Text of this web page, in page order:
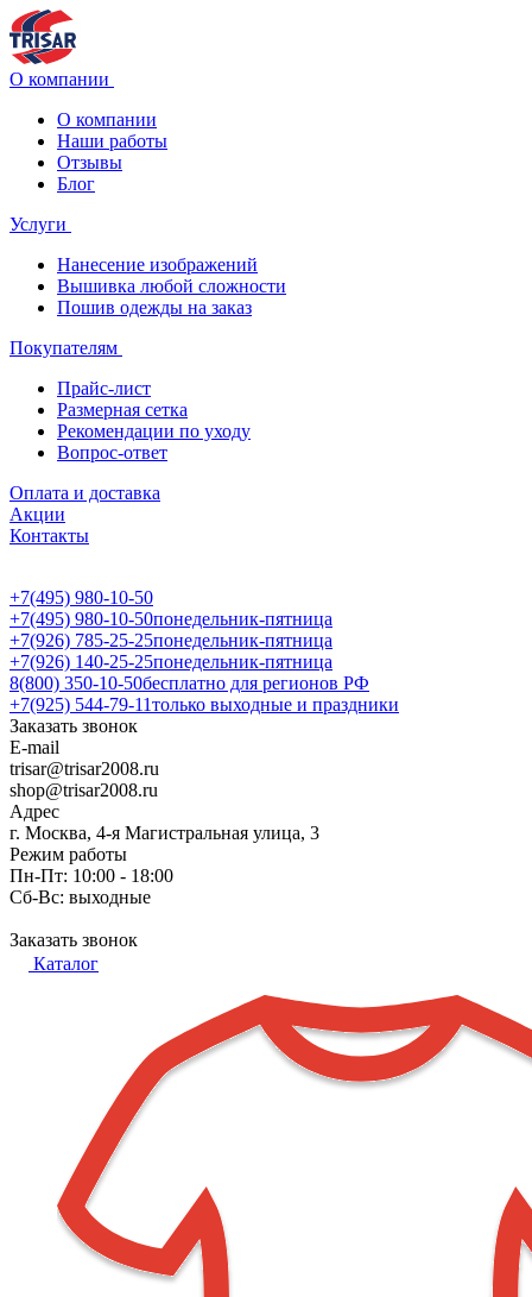
О компании
О компании
Наши работы
Отзывы
Блог
Услуги
Нанесение изображений
Вышивка любой сложности
Пошив одежды на заказ
Покупателям
Прайс-лист
Размерная сетка
Рекомендации по уходу
Вопрос-ответ
Оплата и доставка
Акции
Контакты
+7(495) 980-10-50
+7(495) 980-10-50понедельник-пятница
+7(926) 785-25-25понедельник-пятница
+7(926) 140-25-25понедельник-пятница
8(800) 350-10-50бесплатно для регионов РФ
+7(925) 544-79-11только выходные и праздники
Заказать звонок
E-mail
trisar@trisar2008.ru
shop@trisar2008.ru
Адрес
г. Москва, 4-я Магистральная улица, 3
Режим работы
Пн-Пт: 10:00 - 18:00
Сб-Вс: выходные
Заказать звонок
Каталог